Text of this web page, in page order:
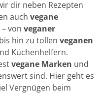
dir neben Rezepten
auch vegane
von veganer
bis hin zu tollen veganen
Küchenhelfern.
vegane Marken und
sind. Hier geht es
Vergnügen beim